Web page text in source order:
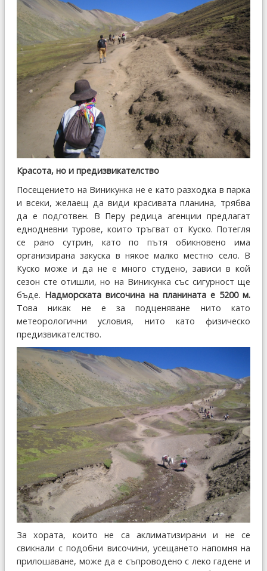
Красота, но и предизвикателство
Посещението на Виникунка не е като разходка в парка
и всеки, желаещ да види красивата планина, трябва
да е подготвен. В Перу редица агенции предлагат
еднодневни турове, които тръгват от Куско. Потегля
се рано сутрин, като по пътя обикновено има
организирана закуска в някое малко местно село. В
Куско може и да не е много студено, зависи в кой
сезон сте отишли, но на Виникунка със сигурност ще
бъде. Надморската височина на планината е 5200 м.
Това никак не е за подценяване нито като
метеорологични условия, нито като физическо
предизвикателство.
За хората, които не са аклиматизирани и не се
свикнали с подобни височини, усещането напомня на
прилошаване, може да е съпроводено с леко гадене и